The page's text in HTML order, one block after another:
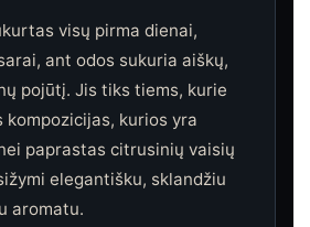
visų pirma dienai,
ant odos sukuria aiškų,
pojūtį. Jis tiks tiems, kurie
kompozicijas, kurios yra
paprastas citrusinių vaisių
elegantišku, sklandžiu
aromatu.